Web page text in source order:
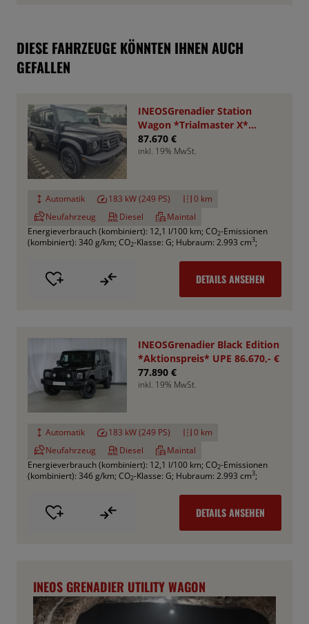
DIESE FAHRZEUGE KÖNNTEN IHNEN AUCH
GEFALLEN
INEOSGrenadier Station
Wagon *Trialmaster X*
VA+HA Sperren
87.670 €
inkl. 19% MwSt.
Automatik 183 kW (249 PS)
0 km
Neufahrzeug
Diesel
Maintal
Energieverbrauch (kombiniert): 12,1 l/100 km; CO2-Emissionen
(kombiniert): 340 g/km; CO2-Klasse: G; Hubraum: 2.993 cm3;
DETAILS ANSEHEN
INEOSGrenadier Black Edition
*Aktionspreis* UPE 86.670,- €
77.890 €
inkl. 19% MwSt.
Automatik 183 kW (249 PS)
0 km
Neufahrzeug
Diesel
Maintal
Energieverbrauch (kombiniert): 12,1 l/100 km; CO2-Emissionen
(kombiniert): 346 g/km; CO2-Klasse: G; Hubraum: 2.993 cm3;
DETAILS ANSEHEN
INEOS GRENADIER UTILITY WAGON